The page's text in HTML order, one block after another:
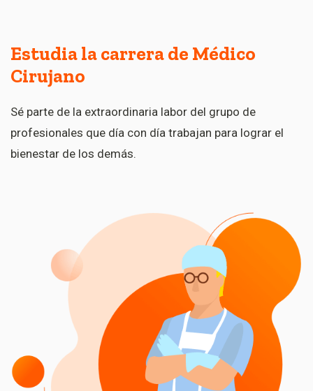
Estudia la carrera de Médico
Cirujano
Sé parte de la extraordinaria labor del grupo de
profesionales que día con día trabajan para lograr el
bienestar de los demás.